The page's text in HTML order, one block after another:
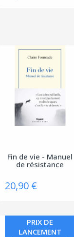
Fin de vie - Manuel
de résistance
20,90 €
PRIX DE
LANCEMENT